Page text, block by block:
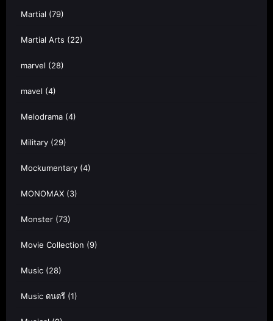
Martial (79)
Martial Arts (22)
marvel (28)
mavel (4)
Melodrama (4)
Military (29)
Mockumentary (4)
MONOMAX (3)
Monster (73)
Movie Collection (9)
Music (28)
Music ดนตรี (1)